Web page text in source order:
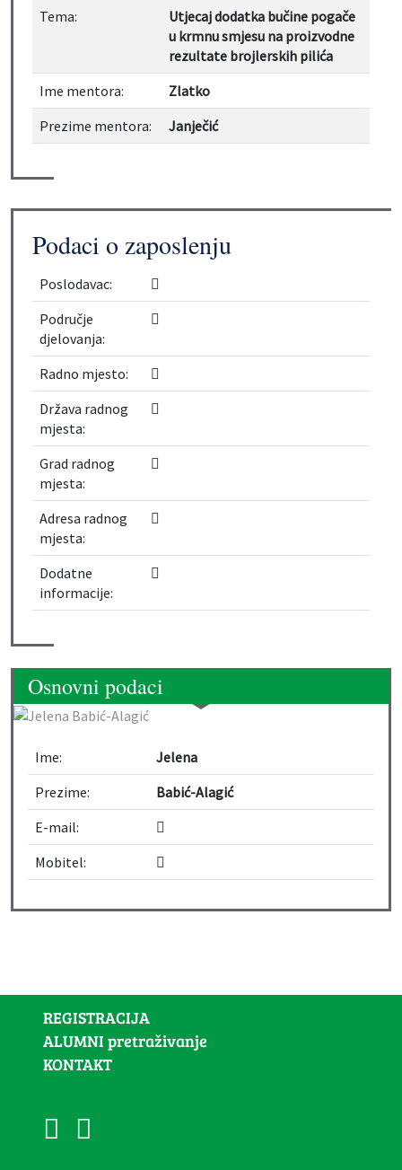
Tema:
Utjecaj dodatka bučine pogače
u krmnu smjesu na proizvodne
rezultate brojlerskih pilića
Ime mentora:
Zlatko
Prezime mentora:
Janječić
Podaci o zaposlenju
Poslodavac:
Područje
djelovanja:
Radno mjesto:
Država radnog
mjesta:
Grad radnog
mjesta:
Adresa radnog
mjesta:
Dodatne
informacije:
Osnovni podaci
Ime:
Jelena
Prezime:
Babić-Alagić
E-mail:
Mobitel:
REGISTRACIJA
ALUMNI pretraživanje
KONTAKT